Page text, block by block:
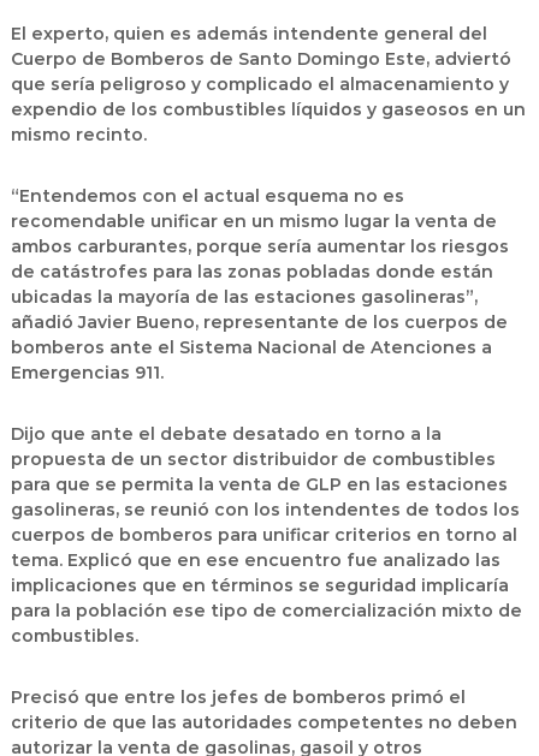
El experto, quien es además intendente general del
Cuerpo de Bomberos de Santo Domingo Este, adviertó
que sería peligroso y complicado el almacenamiento y
expendio de los combustibles líquidos y gaseosos en un
mismo recinto.
“Entendemos con el actual esquema no es
recomendable unificar en un mismo lugar la venta de
ambos carburantes, porque sería aumentar los riesgos
de catástrofes para las zonas pobladas donde están
ubicadas la mayoría de las estaciones gasolineras”,
añadió Javier Bueno, representante de los cuerpos de
bomberos ante el Sistema Nacional de Atenciones a
Emergencias 911.
Dijo que ante el debate desatado en torno a la
propuesta de un sector distribuidor de combustibles
para que se permita la venta de GLP en las estaciones
gasolineras, se reunió con los intendentes de todos los
cuerpos de bomberos para unificar criterios en torno al
tema. Explicó que en ese encuentro fue analizado las
implicaciones que en términos se seguridad implicaría
para la población ese tipo de comercialización mixto de
combustibles.
Precisó que entre los jefes de bomberos primó el
criterio de que las autoridades competentes no deben
autorizar la venta de gasolinas, gasoil y otros